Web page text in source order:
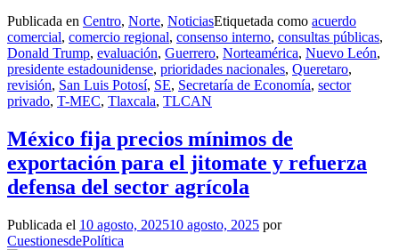
Publicada en Centro, Norte, NoticiasEtiquetada como acuerdo
comercial, comercio regional, consenso interno, consultas públicas,
Donald Trump, evaluación, Guerrero, Norteamérica, Nuevo León,
presidente estadounidense, prioridades nacionales, Queretaro,
revisión, San Luis Potosí, SE, Secretaría de Economía, sector
privado, T-MEC, Tlaxcala, TLCAN
México fija precios mínimos de
exportación para el jitomate y refuerza
defensa del sector agrícola
Publicada el 10 agosto, 202510 agosto, 2025 por
CuestionesdePolítica